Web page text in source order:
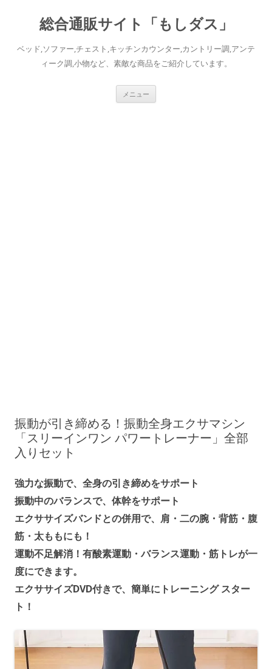
総合通販サイト「もしダス」
ベッド,ソファー,チェスト,キッチンカウンター,カントリー調,アンテ
ィーク調,小物など、素敵な商品をご紹介しています。
メニュー
振動が引き締める！振動全身エクサマシン
「スリーインワン パワートレーナー」全部
入りセット
強力な振動で、全身の引き締めをサポート
振動中のバランスで、体幹をサポート
エクササイズバンドとの併用で、肩・二の腕・背筋・腹
筋・太ももにも！
運動不足解消！有酸素運動・バランス運動・筋トレが一
度にできます。
エクササイズDVD付きで、簡単にトレーニング スター
ト！